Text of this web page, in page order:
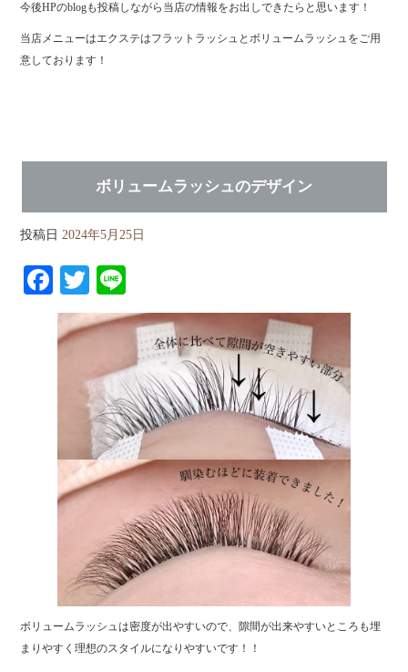
今後HPのblogも投稿しながら当店の情報をお出しできたらと思います！
当店メニューはエクステはフラットラッシュとボリュームラッシュをご用
意しております！
ボリュームラッシュのデザイン
投稿日 2024年5月25日
Fa
ce
bo
T
wi
tte
r
ne
ボリュームラッシュは密度が出やすいので、隙間が出来やすいところも埋
まりやすく理想のスタイルになりやすいです！！